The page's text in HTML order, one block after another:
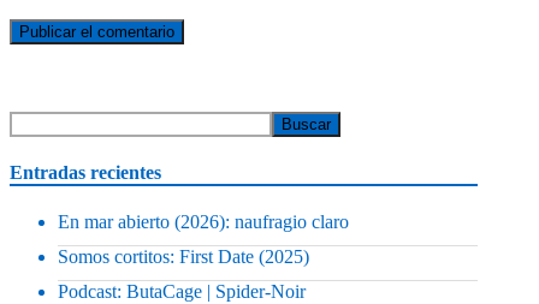
Entradas recientes
En mar abierto (2026): naufragio claro
Somos cortitos: First Date (2025)
Podcast: ButaCage | Spider-Noir